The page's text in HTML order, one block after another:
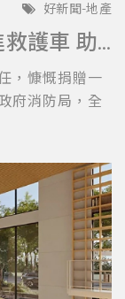
好新聞-地產
不忘初心 海富建設捐贈先進救護車 助力台南消防局提升救護效能
，慷慨捐贈一
府消防局，全